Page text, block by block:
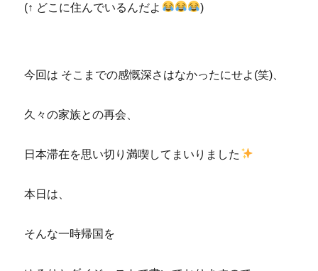
(↑ どこに住んでいるんだよ )
今回は そこまでの感慨深さはなかったにせよ(笑)、
久々の家族との再会、
日本滞在を思い切り満喫してまいりました
本日は、
そんな一時帰国を